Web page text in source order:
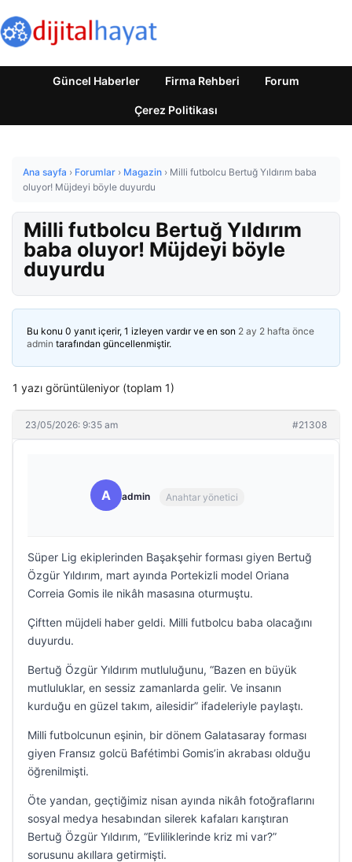
Güncel Haberler Firma Rehberi Forum
Çerez Politikası
Ana sayfa › Forumlar › Magazin › Milli futbolcu Bertuğ Yıldırım baba
oluyor! Müjdeyi böyle duyurdu
Milli futbolcu Bertuğ Yıldırım
baba oluyor! Müjdeyi böyle
duyurdu
Bu konu 0 yanıt içerir, 1 izleyen vardır ve en son 2 ay 2 hafta önce
admin tarafından güncellenmiştir.
1 yazı görüntüleniyor (toplam 1)
23/05/2026: 9:35 am #21308
A admin Anahtar yönetici
Süper Lig ekiplerinden Başakşehir forması giyen Bertuğ
Özgür Yıldırım, mart ayında Portekizli model Oriana
Correia Gomis ile nikâh masasına oturmuştu.
Çiftten müjdeli haber geldi. Milli futbolcu baba olacağını
duyurdu.
Bertuğ Özgür Yıldırım mutluluğunu, “Bazen en büyük
mutluluklar, en sessiz zamanlarda gelir. Ve insanın
kurduğu en güzel takım, ailesidir” ifadeleriyle paylaştı.
Milli futbolcunun eşinin, bir dönem Galatasaray forması
giyen Fransız golcü Bafétimbi Gomis’in akrabası olduğu
öğrenilmişti.
Öte yandan, geçtiğimiz nisan ayında nikâh fotoğraflarını
sosyal medya hesabından silerek kafaları karıştıran
Bertuğ Özgür Yıldırım, “Evliliklerinde kriz mi var?”
sorusunu akıllara getirmişti.